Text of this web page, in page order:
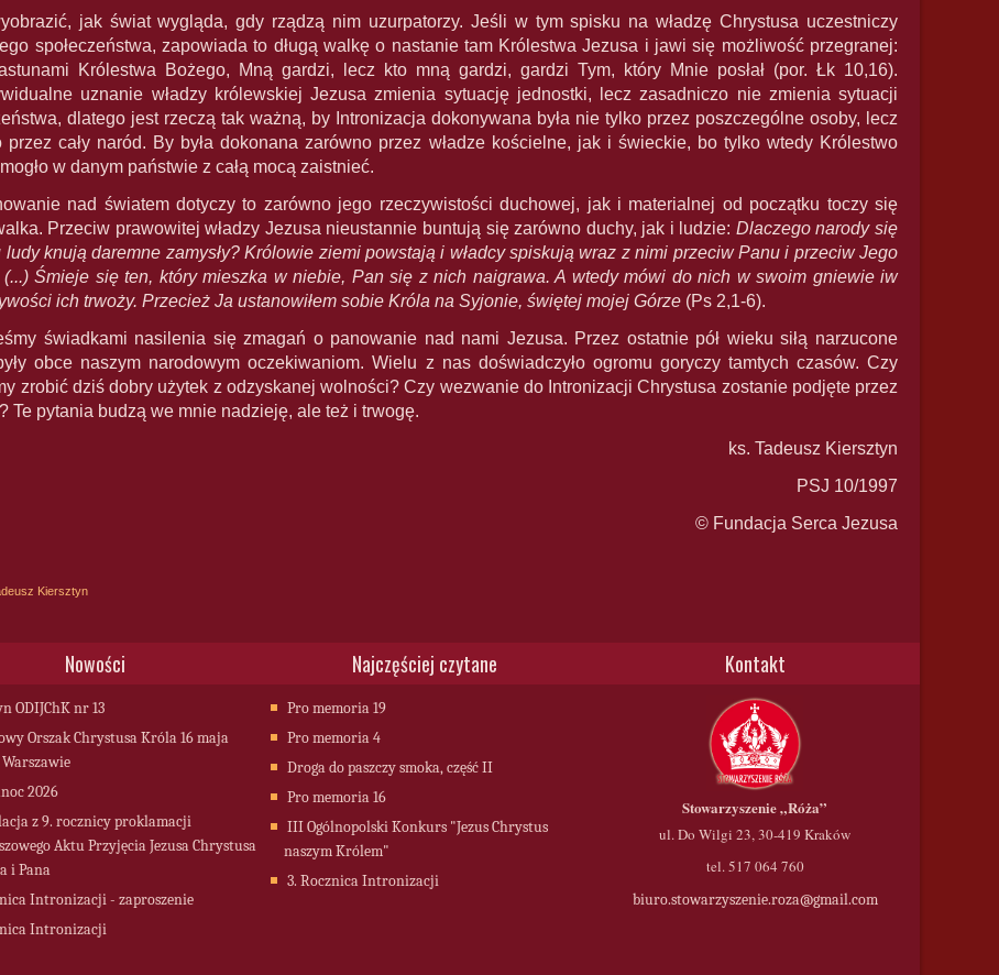
jak świat wygląda, gdy rządzą nim uzurpatorzy. Jeśli w tym spisku na władzę Chrystusa uczestniczy
społeczeństwa, zapowiada to długą walkę o nastanie tam Królestwa Jezusa i jawi się możliwość przegranej:
Królestwa Bożego, Mną gardzi, lecz kto mną gardzi, gardzi Tym, który Mnie posłał (por. Łk 10,16).
uznanie władzy królewskiej Jezusa zmienia sytuację jednostki, lecz zasadniczo nie zmienia sytuacji
dlatego jest rzeczą tak ważną, by Intronizacja dokonywana była nie tylko przez poszczególne osoby, lecz
przez cały naród. By była dokonana zarówno przez władze kościelne, jak i świeckie, bo tylko wtedy Królestwo
w danym państwie z całą mocą zaistnieć.
nad światem dotyczy to zarówno jego rzeczywistości duchowej, jak i materialnej od początku toczy się
Przeciw prawowitej władzy Jezusa nieustannie buntują się zarówno duchy, jak i ludzie: Dlaczego narody się
ludy knują daremne zamysły? Królowie ziemi powstają i władcy spiskują wraz z nimi przeciw Panu i przeciw Jego
Śmieje się ten, który mieszka w niebie, Pan się z nich naigrawa. A wtedy mówi do nich w swoim gniewie iw
ich trwoży. Przecież Ja ustanowiłem sobie Króla na Syjonie, świętej mojej Górze (Ps 2,1-6).
świadkami nasilenia się zmagań o panowanie nad nami Jezusa. Przez ostatnie pół wieku siłą narzucone
obce naszym narodowym oczekiwaniom. Wielu z nas doświadczyło ogromu goryczy tamtych czasów. Czy
zrobić dziś dobry użytek z odzyskanej wolności? Czy wezwanie do Intronizacji Chrystusa zostanie podjęte przez
Te pytania budzą we mnie nadzieję, ale też i trwogę.
ks. Tadeusz Kiersztyn
PSJ 10/1997
© Fundacja Serca Jezusa
Kiersztyn
Nowości
ODIJChK nr 13
Orszak Chrystusa Króla 16 maja
2026
z 9. rocznicy proklamacji
Aktu Przyjęcia Jezusa Chrystusa
i Pana
Intronizacji - zaproszenie
Intronizacji
Najczęściej czytane
Pro memoria 19
Pro memoria 4
Droga do paszczy smoka, część II
Pro memoria 16
III Ogólnopolski Konkurs "Jezus Chrystus
naszym Królem"
3. Rocznica Intronizacji
Kontakt
Stowarzyszenie„Róża”
ul. Do Wilgi 23, 30-419 Kraków
tel. 517 064 760
biuro.stowarzyszenie.roza@gmail.com